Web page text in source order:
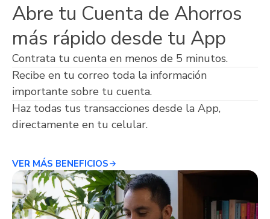
Abre tu Cuenta de Ahorros
más rápido desde tu App
Contrata tu cuenta en menos de 5 minutos.
Recibe en tu correo toda la información
importante sobre tu cuenta.
Haz todas tus transacciones desde la App,
directamente en tu celular.
VER MÁS BENEFICIOS